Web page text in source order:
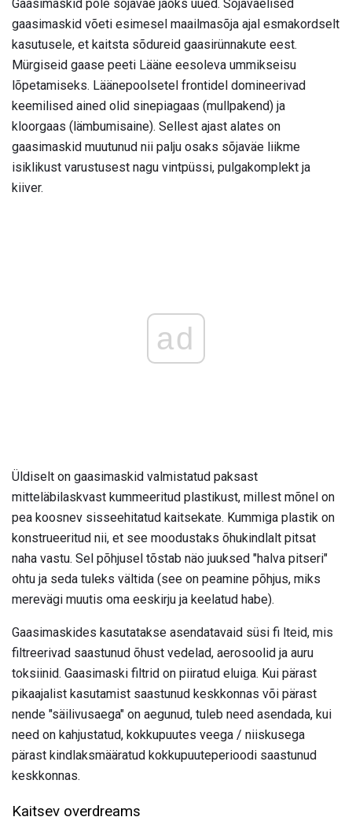
Gaasimaskid pole sõjaväe jaoks uued. Sõjaväelised
gaasimaskid võeti esimesel maailmasõja ajal esmakordselt
kasutusele, et kaitsta sõdureid gaasirünnakute eest.
Mürgiseid gaase peeti Lääne eesoleva ummikseisu
lõpetamiseks. Läänepoolsetel frontidel domineerivad
keemilised ained olid sinepiagaas (mullpakend) ja
kloorgaas (lämbumisaine). Sellest ajast alates on
gaasimaskid muutunud nii palju osaks sõjaväe liikme
isiklikust varustusest nagu vintpüssi, pulgakomplekt ja
kiiver.
ad
Üldiselt on gaasimaskid valmistatud paksast
mitteläbilaskvast kummeeritud plastikust, millest mõnel on
pea koosnev sisseehitatud kaitsekate. Kummiga plastik on
konstrueeritud nii, et see moodustaks õhukindlalt pitsat
naha vastu. Sel põhjusel tõstab näo juuksed "halva pitseri"
ohtu ja seda tuleks vältida (see on peamine põhjus, miks
merevägi muutis oma eeskirju ja keelatud habe).
Gaasimaskides kasutatakse asendatavaid süsi fi lteid, mis
filtreerivad saastunud õhust vedelad, aerosoolid ja auru
toksiinid. Gaasimaski filtrid on piiratud eluiga. Kui pärast
pikaajalist kasutamist saastunud keskkonnas või pärast
nende "säilivusaega" on aegunud, tuleb need asendada, kui
need on kahjustatud, kokkupuutes veega / niiskusega
pärast kindlaksmääratud kokkupuuteperioodi saastunud
keskkonnas.
Kaitsev overdreams